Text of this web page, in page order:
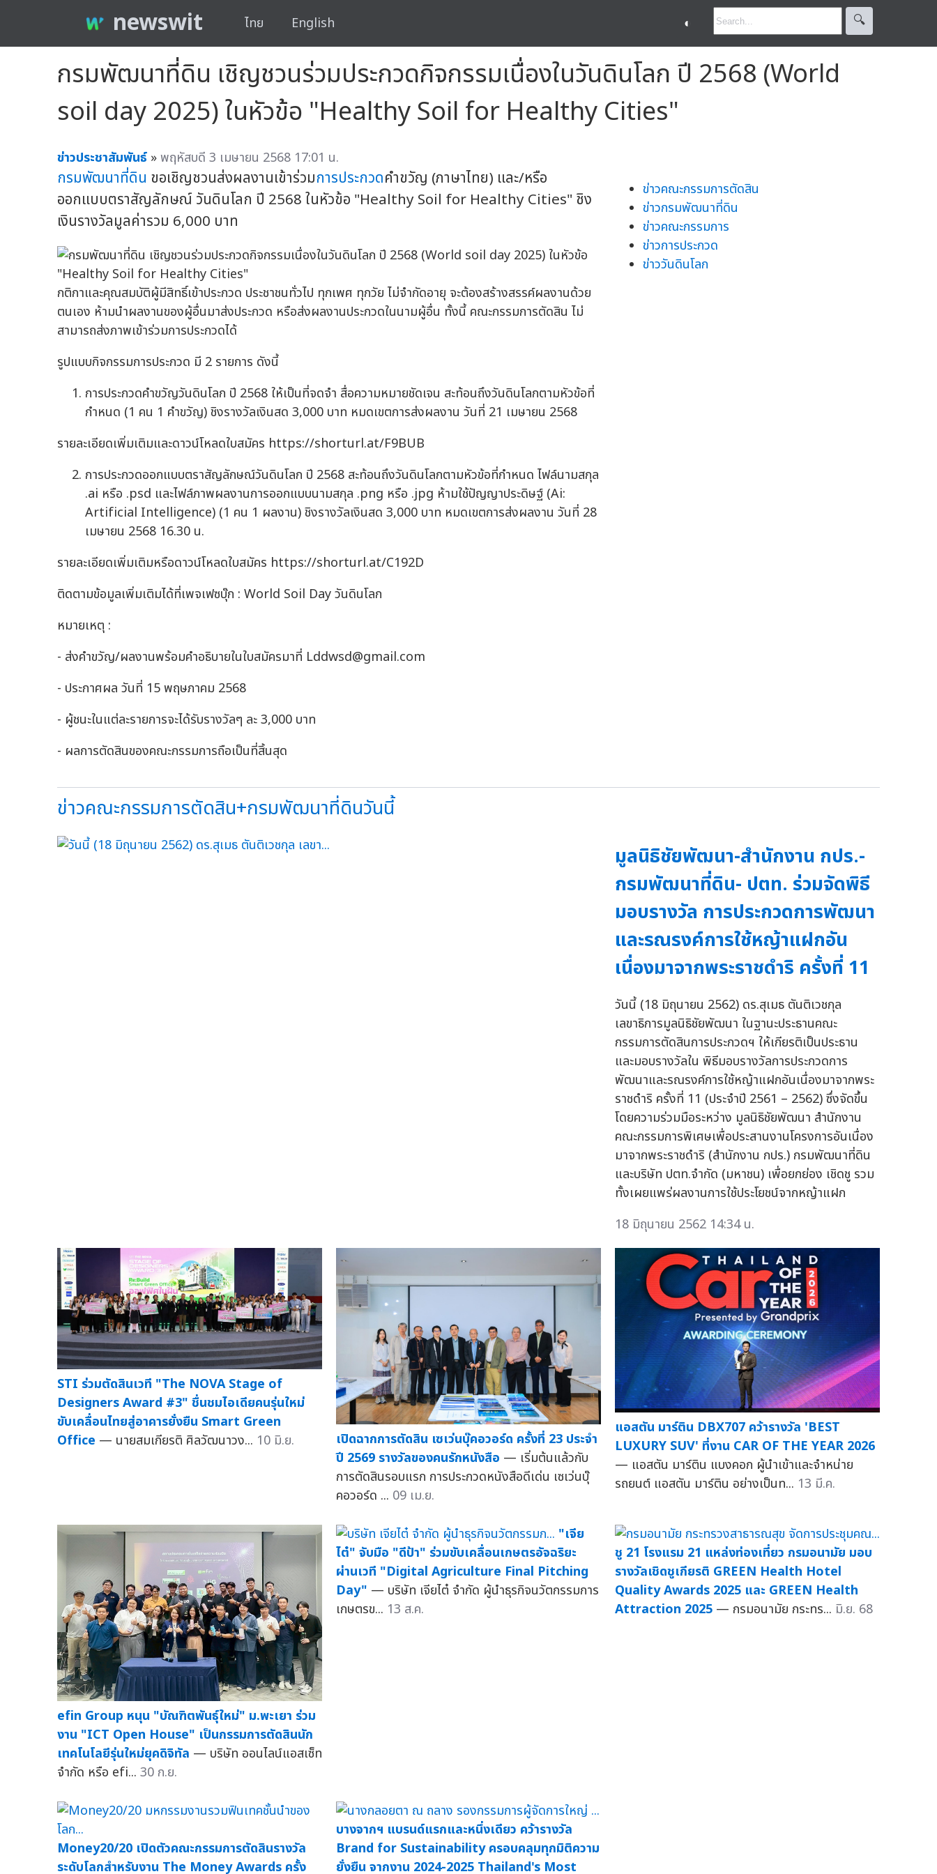
newswit ไทย English ◐ 🔍︎
กรมพัฒนาที่ดิน เชิญชวนร่วมประกวดกิจกรรมเนื่องในวันดินโลก ปี 2568 (World
soil day 2025) ในหัวข้อ "Healthy Soil for Healthy Cities"
ข่าวประชาสัมพันธ์ »พฤหัสบดี 3 เมษายน 2568 17:01 น.
กรมพัฒนาที่ดิน ขอเชิญชวนส่งผลงานเข้าร่วมการประกวดคำขวัญ (ภาษาไทย) และ/หรือ
ออกแบบตราสัญลักษณ์ วันดินโลก ปี 2568 ในหัวข้อ "Healthy Soil for Healthy Cities" ชิง
เงินรางวัลมูลค่ารวม 6,000 บาท
กติกาและคุณสมบัติผู้มีสิทธิ์เข้าประกวด ประชาชนทั่วไป ทุกเพศ ทุกวัย ไม่จำกัดอายุ จะต้องสร้างสรรค์ผลงานด้วย
ตนเอง ห้ามนำผลงานของผู้อื่นมาส่งประกวด หรือส่งผลงานประกวดในนามผู้อื่น ทั้งนี้ คณะกรรมการตัดสิน ไม่
สามารถส่งภาพเข้าร่วมการประกวดได้
รูปแบบกิจกรรมการประกวด มี 2 รายการ ดังนี้
การประกวดคำขวัญวันดินโลก ปี 2568 ให้เป็นที่จดจำ สื่อความหมายชัดเจน สะท้อนถึงวันดินโลกตามหัวข้อที่
กำหนด (1 คน 1 คำขวัญ) ชิงรางวัลเงินสด 3,000 บาท หมดเขตการส่งผลงาน วันที่ 21 เมษายน 2568
รายละเอียดเพิ่มเติมและดาวน์โหลดใบสมัคร https://shorturl.at/F9BUB
การประกวดออกแบบตราสัญลักษณ์วันดินโลก ปี 2568 สะท้อนถึงวันดินโลกตามหัวข้อที่กำหนด ไฟล์นามสกุล
.ai หรือ .psd และไฟล์ภาพผลงานการออกแบบนามสกุล .png หรือ .jpg ห้ามใช้ปัญญาประดิษฐ์ (Ai:
Artificial Intelligence) (1 คน 1 ผลงาน) ชิงรางวัลเงินสด 3,000 บาท หมดเขตการส่งผลงาน วันที่ 28
เมษายน 2568 16.30 น.
รายละเอียดเพิ่มเติมหรือดาวน์โหลดใบสมัคร https://shorturl.at/C192D
ติดตามข้อมูลเพิ่มเติมได้ที่เพจเฟซบุ๊ก : World Soil Day วันดินโลก
หมายเหตุ :
- ส่งคำขวัญ/ผลงานพร้อมคำอธิบายในใบสมัครมาที่ Lddwsd@gmail.com
- ประกาศผล วันที่ 15 พฤษภาคม 2568
- ผู้ชนะในแต่ละรายการจะได้รับรางวัลๆ ละ 3,000 บาท
- ผลการตัดสินของคณะกรรมการถือเป็นที่สิ้นสุด
ข่าวคณะกรรมการตัดสิน
ข่าวกรมพัฒนาที่ดิน
ข่าวคณะกรรมการ
ข่าวการประกวด
ข่าววันดินโลก
ข่าวคณะกรรมการตัดสิน+กรมพัฒนาที่ดินวันนี้
มูลนิธิชัยพัฒนา-สำนักงาน กปร.-
กรมพัฒนาที่ดิน- ปตท. ร่วมจัดพิธี
มอบรางวัล การประกวดการพัฒนา
และรณรงค์การใช้หญ้าแฝกอัน
เนื่องมาจากพระราชดำริ ครั้งที่ 11
วันนี้ (18 มิถุนายน 2562) ดร.สุเมธ ตันติเวชกุล
เลขาธิการมูลนิธิชัยพัฒนา ในฐานะประธานคณะ
กรรมการตัดสินการประกวดฯ ให้เกียรติเป็นประธาน
และมอบรางวัลใน พิธีมอบรางวัลการประกวดการ
พัฒนาและรณรงค์การใช้หญ้าแฝกอันเนื่องมาจากพระ
ราชดำริ ครั้งที่ 11 (ประจำปี 2561 – 2562) ซึ่งจัดขึ้น
โดยความร่วมมือระหว่าง มูลนิธิชัยพัฒนา สำนักงาน
คณะกรรมการพิเศษเพื่อประสานงานโครงการอันเนื่อง
มาจากพระราชดำริ (สำนักงาน กปร.) กรมพัฒนาที่ดิน
และบริษัท ปตท.จำกัด (มหาชน) เพื่อยกย่อง เชิดชู รวม
ทั้งเผยแพร่ผลงานการใช้ประโยชน์จากหญ้าแฝก
18 มิถุนายน 2562 14:34 น.
STI ร่วมตัดสินเวที "The NOVA Stage of
Designers Award #3" ชื่นชมไอเดียคนรุ่นใหม่
ขับเคลื่อนไทยสู่อาคารยั่งยืน Smart Green
Office — นายสมเกียรติ ศิลวัฒนาวง... 10 มิ.ย.
เปิดฉากการตัดสิน เซเว่นบุ๊คอวอร์ด ครั้งที่ 23 ประจำ
ปี 2569 รางวัลของคนรักหนังสือ — เริ่มต้นแล้วกับ
การตัดสินรอบแรก การประกวดหนังสือดีเด่น เซเว่นบุ๊
คอวอร์ด ... 09 เม.ย.
แอสตัน มาร์ติน DBX707 คว้ารางวัล 'BEST
LUXURY SUV' ที่งาน CAR OF THE YEAR 2026
— แอสตัน มาร์ติน แบงคอก ผู้นำเข้าและจำหน่าย
รถยนต์ แอสตัน มาร์ติน อย่างเป็นท... 13 มี.ค.
efin Group หนุน "บัณฑิตพันธุ์ใหม่" ม.พะเยา ร่วม
งาน "ICT Open House" เป็นกรรมการตัดสินนัก
เทคโนโลยีรุ่นใหม่ยุคดิจิทัล — บริษัท ออนไลน์แอสเซ็ท
จำกัด หรือ efi... 30 ก.ย.
"เจีย
ไต๋" จับมือ "ดีป้า" ร่วมขับเคลื่อนเกษตรอัจฉริยะ
ผ่านเวที "Digital Agriculture Final Pitching
Day" — บริษัท เจียไต๋ จำกัด ผู้นำธุรกิจนวัตกรรมการ
เกษตรข... 13 ส.ค.
ชู 21 โรงแรม 21 แหล่งท่องเที่ยว กรมอนามัย มอบ
รางวัลเชิดชูเกียรติ GREEN Health Hotel
Quality Awards 2025 และ GREEN Health
Attraction 2025 — กรมอนามัย กระทร... มิ.ย. 68
Money20/20 เปิดตัวคณะกรรมการตัดสินรางวัล
ระดับโลกสำหรับงาน The Money Awards ครั้ง
บางจากฯ แบรนด์แรกและหนึ่งเดียว คว้ารางวัล
Brand for Sustainability ครอบคลุมทุกมิติความ
ยั่งยืน จากงาน 2024-2025 Thailand's Most